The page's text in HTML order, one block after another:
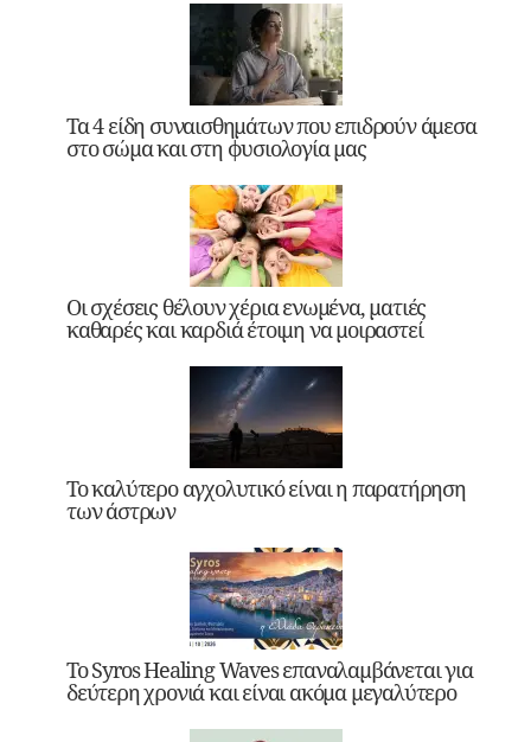
Τα 4 είδη συναισθημάτων που επιδρούν άμεσα
στο σώμα και στη φυσιολογία μας
Οι σχέσεις θέλουν χέρια ενωμένα, ματιές
καθαρές και καρδιά έτοιμη να μοιραστεί
Το καλύτερο αγχολυτικό είναι η παρατήρηση
των άστρων
Το Syros Healing Waves επαναλαμβάνεται για
δεύτερη χρονιά και είναι ακόμα μεγαλύτερο